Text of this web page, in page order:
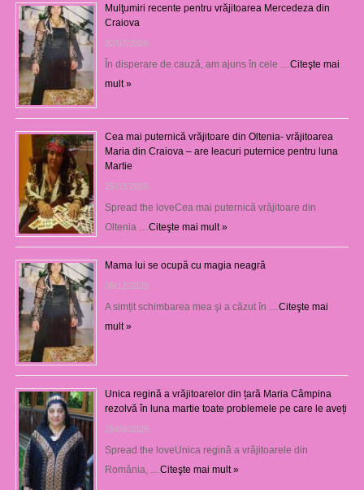
Mulţumiri recente pentru vrăjitoarea Mercedeza din
Craiova
22/07/2026
În disperare de cauză, am ajuns în cele …Citeşte mai
mult »
Cea mai puternică vrăjitoare din Oltenia- vrăjitoarea
Maria din Craiova – are leacuri puternice pentru luna
Martie
25/03/2026
Spread the loveCea mai puternică vrăjitoare din
Oltenia …Citeşte mai mult »
Mama lui se ocupă cu magia neagră
05/12/2025
A simțit schimbarea mea şi a căzut în …Citeşte mai
mult »
Unica regină a vrăjitoarelor din țară Maria Câmpina
rezolvă în luna martie toate problemele pe care le aveți
25/09/2025
Spread the loveUnica regină a vrăjitoarele din
România, …Citeşte mai mult »